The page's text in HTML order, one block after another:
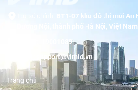
BT1-07 khu đô thị mới An
Dương Nội, thành phố Hà Nội, Việt Nam
19001089
support@vimid.vn
Trang chủ